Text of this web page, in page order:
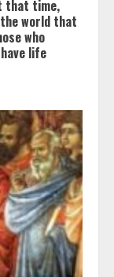
that time,
the world that
who
life